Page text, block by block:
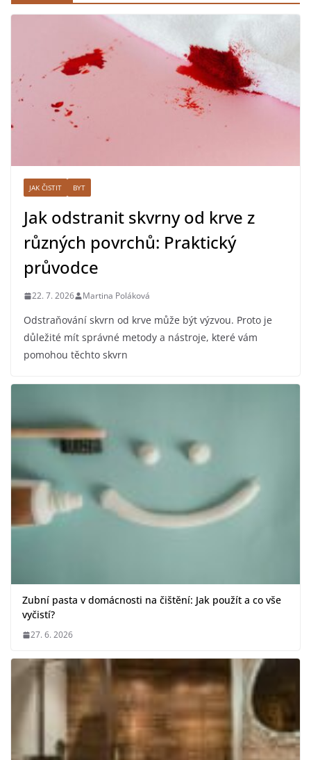
JAK ČISTIT BYT
Jak odstranit skvrny od krve z
různých povrchů: Praktický
průvodce
22. 7. 2026 Martina Poláková
Odstraňování skvrn od krve může být výzvou. Proto je
důležité mít správné metody a nástroje, které vám
pomohou těchto skvrn
Zubní pasta v domácnosti na čištění: Jak použít a co vše
vyčistí?
27. 6. 2026